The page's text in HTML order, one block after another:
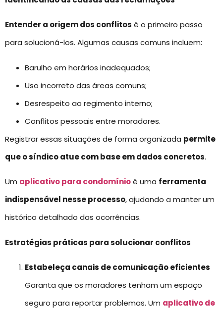
Entender a origem dos conflitos é o primeiro passo
para solucioná-los. Algumas causas comuns incluem:
Barulho em horários inadequados;
Uso incorreto das áreas comuns;
Desrespeito ao regimento interno;
Conflitos pessoais entre moradores.
Registrar essas situações de forma organizada permite
que o síndico atue com base em dados concretos.
Um aplicativo para condomínioé uma ferramenta
indispensável nesse processo, ajudando a manter um
histórico detalhado das ocorrências.
Estratégias práticas para solucionar conflitos
Estabeleça canais de comunicação eficientes
Garanta que os moradores tenham um espaço
seguro para reportar problemas. Um aplicativo de